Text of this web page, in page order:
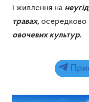
і живлення на
травах, осередково
овочевих культур.